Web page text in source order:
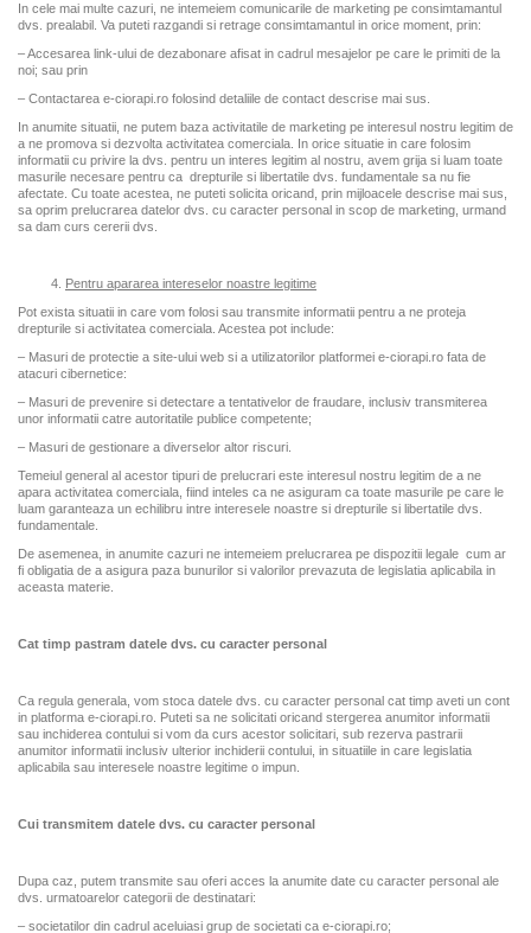
In cele mai multe cazuri, ne intemeiem comunicarile de marketing pe consimtamantul
dvs. prealabil. Va puteti razgandi si retrage consimtamantul in orice moment, prin:
– Accesarea link-ului de dezabonare afisat in cadrul mesajelor pe care le primiti de la
noi; sau prin
– Contactarea e-ciorapi.ro folosind detaliile de contact descrise mai sus.
In anumite situatii, ne putem baza activitatile de marketing pe interesul nostru legitim de
a ne promova si dezvolta activitatea comerciala. In orice situatie in care folosim
informatii cu privire la dvs. pentru un interes legitim al nostru, avem grija si luam toate
masurile necesare pentru ca drepturile si libertatile dvs. fundamentale sa nu fie
afectate. Cu toate acestea, ne puteti solicita oricand, prin mijloacele descrise mai sus,
sa oprim prelucrarea datelor dvs. cu caracter personal in scop de marketing, urmand
sa dam curs cererii dvs.
Pentru apararea intereselor noastre legitime
Pot exista situatii in care vom folosi sau transmite informatii pentru a ne proteja
drepturile si activitatea comerciala. Acestea pot include:
– Masuri de protectie a site-ului web si a utilizatorilor platformei e-ciorapi.ro fata de
atacuri cibernetice:
– Masuri de prevenire si detectare a tentativelor de fraudare, inclusiv transmiterea
unor informatii catre autoritatile publice competente;
– Masuri de gestionare a diverselor altor riscuri.
Temeiul general al acestor tipuri de prelucrari este interesul nostru legitim de a ne
apara activitatea comerciala, fiind inteles ca ne asiguram ca toate masurile pe care le
luam garanteaza un echilibru intre interesele noastre si drepturile si libertatile dvs.
fundamentale.
De asemenea, in anumite cazuri ne intemeiem prelucrarea pe dispozitii legale cum ar
fi obligatia de a asigura paza bunurilor si valorilor prevazuta de legislatia aplicabila in
aceasta materie.
Cat timp pastram datele dvs. cu caracter personal
Ca regula generala, vom stoca datele dvs. cu caracter personal cat timp aveti un cont
in platforma e-ciorapi.ro. Puteti sa ne solicitati oricand stergerea anumitor informatii
sau inchiderea contului si vom da curs acestor solicitari, sub rezerva pastrarii
anumitor informatii inclusiv ulterior inchiderii contului, in situatiile in care legislatia
aplicabila sau interesele noastre legitime o impun.
Cui transmitem datele dvs. cu caracter personal
Dupa caz, putem transmite sau oferi acces la anumite date cu caracter personal ale
dvs. urmatoarelor categorii de destinatari:
– societatilor din cadrul aceluiasi grup de societati ca e-ciorapi.ro;